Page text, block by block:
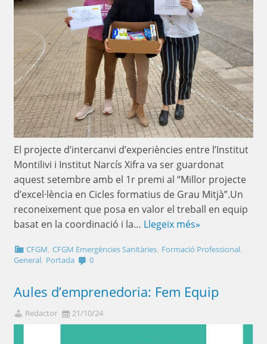
El projecte d’intercanvi d’experiències entre l’Institut
Montilivi i Institut Narcís Xifra va ser guardonat
aquest setembre amb el 1r premi al “Millor projecte
d’excel·lència en Cicles formatius de Grau Mitjà”.Un
reconeixement que posa en valor el treball en equip
basat en la coordinació i la… Llegeix més»
CFGM,CFGM Emergències Sanitàries, Formació Professional,
General, Portada 0
Aules d’emprenedoria: Fem Equip
Redactor 21/10/24